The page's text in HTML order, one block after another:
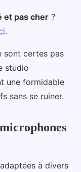
et pas cher ?
.
sont certes pas
studio
une formidable
sans se ruiner.
à divers